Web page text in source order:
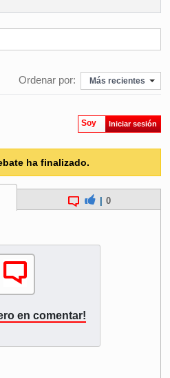
Ordenar por: Más recientes
Soy Iniciar sesión
ha finalizado.
0
en comentar!